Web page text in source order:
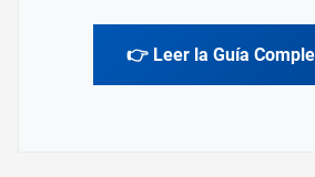
👉 Leer la Guía